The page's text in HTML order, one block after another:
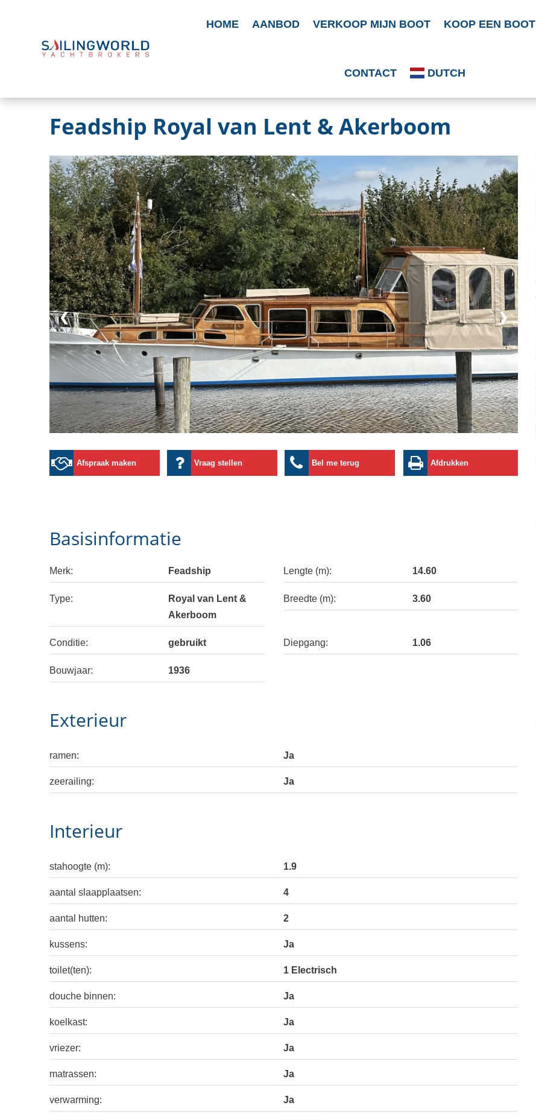
HOME AANBOD VERKOOP MIJN BOOT KOOP EEN BOOT
CONTACT DUTCH
Feadship Royal van Lent & Akerboom
❮ ❯
Afspraak maken Vraag stellen Bel me terug Afdrukken
Basisinformatie
Merk: Feadship Lengte (m): 14.60
Type:
Royal van Lent &
Akerboom
Breedte (m): 3.60
Conditie: gebruikt Diepgang: 1.06
Bouwjaar: 1936
Exterieur
ramen: Ja
zeerailing: Ja
Interieur
stahoogte (m): 1.9
aantal slaapplaatsen: 4
aantal hutten: 2
kussens: Ja
toilet(ten): 1 Electrisch
douche binnen: Ja
koelkast: Ja
vriezer: Ja
matrassen: Ja
verwarming: Ja